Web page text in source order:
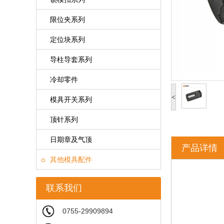
限位夹系列
定位块系列
导柱导套系列
冷却零件
模具开关系列
顶针系列
日期章及气顶
其他模具配件
联系我们
0755-29909894
<
产品详情